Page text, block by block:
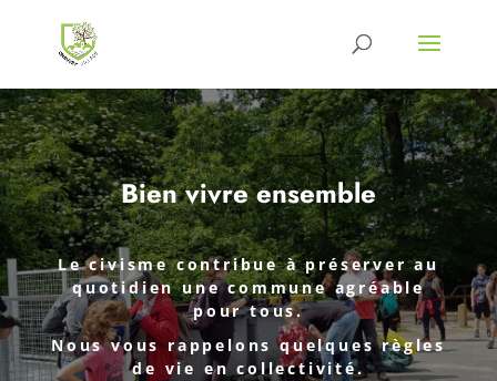
Bien vivre ensemble
Le civisme contribue à préserver au
quotidien une commune agréable
pour tous.
Nous vous rappelons quelques règles
de vie en collectivité.